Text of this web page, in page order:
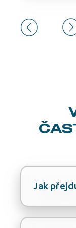
Jak